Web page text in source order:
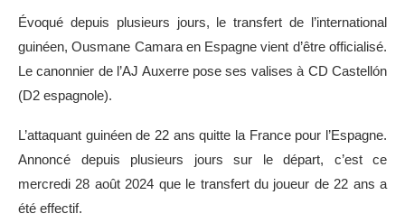
Évoqué depuis plusieurs jours, le transfert de l’international
guinéen, Ousmane Camara en Espagne vient d’être officialisé.
Le canonnier de l’AJ Auxerre pose ses valises à CD Castellón
(D2 espagnole).
L’attaquant guinéen de 22 ans quitte la France pour l’Espagne.
Annoncé depuis plusieurs jours sur le départ, c’est ce
mercredi 28 août 2024 que le transfert du joueur de 22 ans a
été effectif.